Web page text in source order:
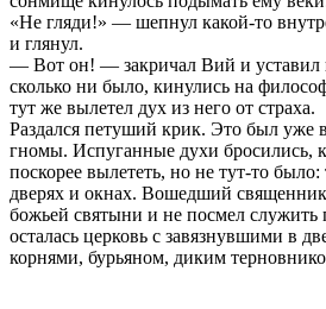
«Не гляди!» — шепнул какой-то
и глянул.
— Вот он! — закричал Вий и уставил
сколько ни было, кинулись на
тут же вылетел дух из него от страха.
Раздался петуший крик. Это был
гномы. Испуганные духи бросились,
поскорее вылететь, но не тут-то
дверях и окнах. Вошедший
божьей святыни и не посмел служить
осталась церковь с завязнувшими в
корнями, бурьяном, диким